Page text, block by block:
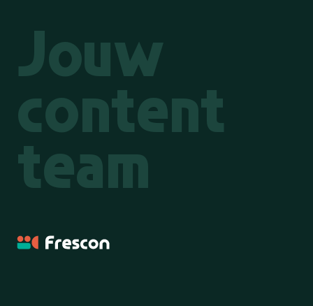
Jouw
content
team
Frescon